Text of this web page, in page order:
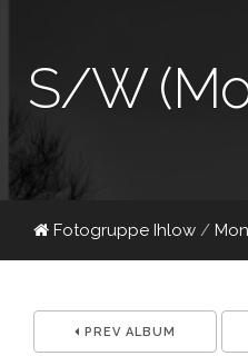
S/W
Fotogruppe Ihlow /
PREV ALBUM